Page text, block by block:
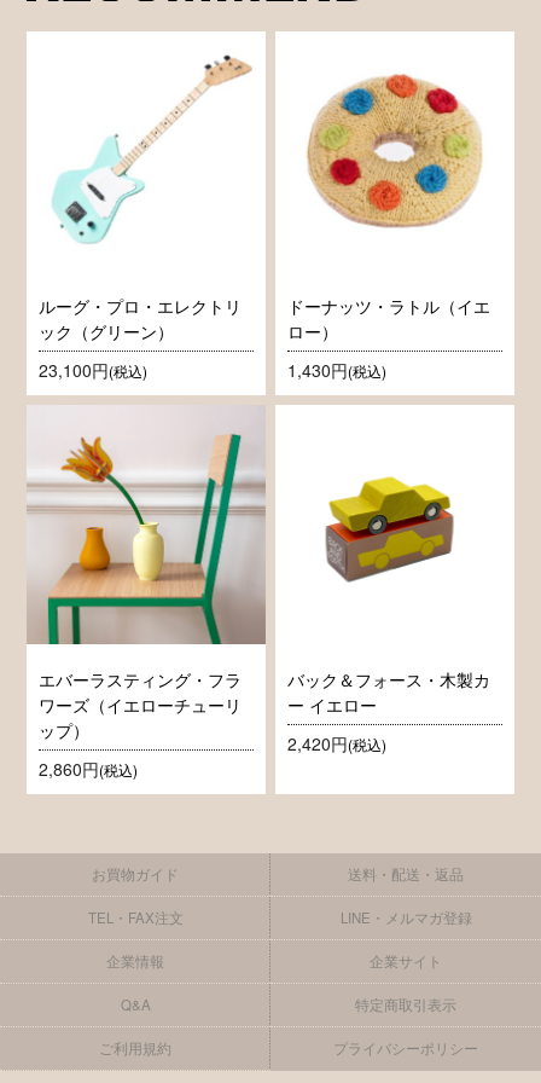
ルーグ・プロ・エレクトリ
ック（グリーン）
23,100円(税込)
ドーナッツ・ラトル（イエ
ロー）
1,430円(税込)
エバーラスティング・フラ
ワーズ（イエローチューリ
ップ）
2,860円(税込)
バック＆フォース・木製カ
ー イエロー
2,420円(税込)
お買物ガイド 送料・配送・返品
TEL・FAX注文 LINE・メルマガ登録
企業情報 企業サイト
Q&A 特定商取引表示
ご利用規約 プライバシーポリシー